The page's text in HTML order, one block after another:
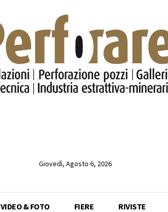
Giovedì, Agosto 6, 2026
VIDEO & FOTO FIERE RIVISTE